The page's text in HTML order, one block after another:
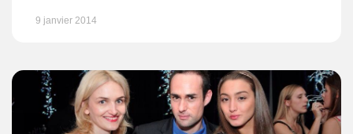
9 janvier 2014